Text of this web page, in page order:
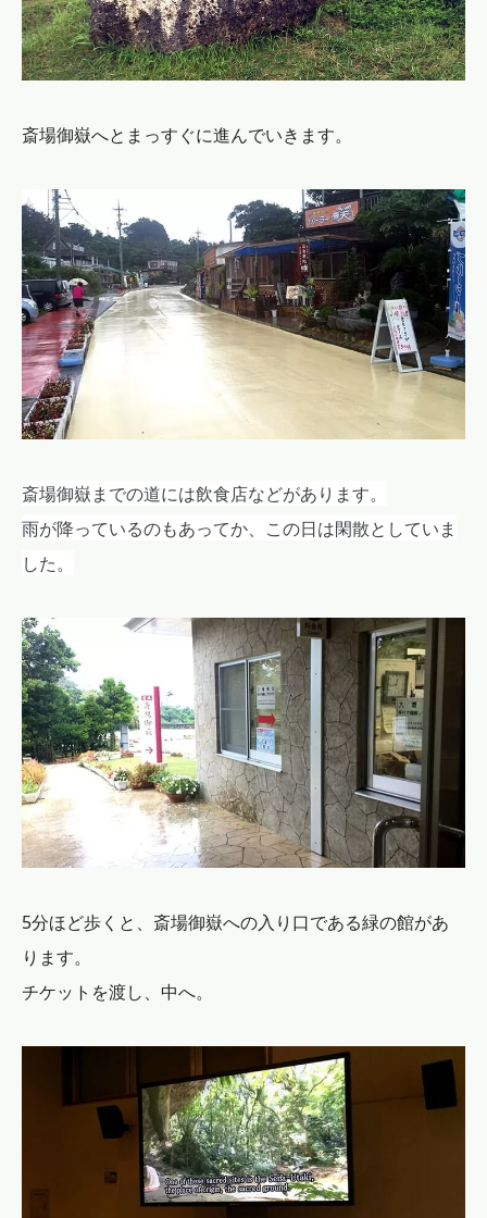
斎場御嶽へとまっすぐに進んでいきます。
斎場御嶽までの道には飲食店などがあります。
雨が降っているのもあってか、この日は閑散としていま
した。
5分ほど歩くと、斎場御嶽への入り口である緑の館があ
ります。
チケットを渡し、中へ。